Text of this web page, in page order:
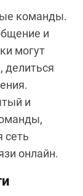
команды.
и
могут
делиться
и
сеть
онлайн.